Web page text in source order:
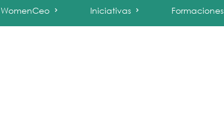
WomenCeo Iniciativas Formaciones